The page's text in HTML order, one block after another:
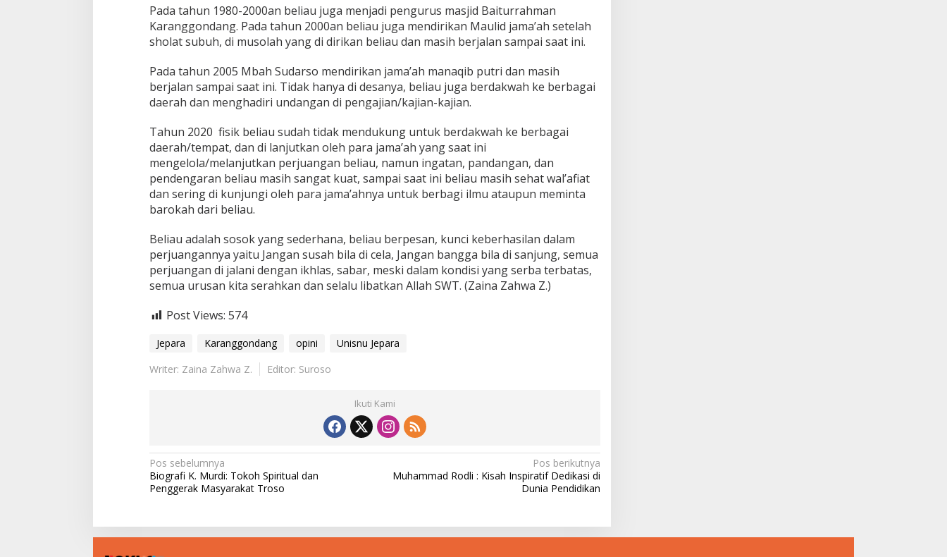
Pada tahun 1980-2000an beliau juga menjadi pengurus masjid Baiturrahman
Karanggondang. Pada tahun 2000an beliau juga mendirikan Maulid jama’ah setelah
sholat subuh, di musolah yang di dirikan beliau dan masih berjalan sampai saat ini.
Pada tahun 2005 Mbah Sudarso mendirikan jama’ah manaqib putri dan masih
berjalan sampai saat ini. Tidak hanya di desanya, beliau juga berdakwah ke berbagai
daerah dan menghadiri undangan di pengajian/kajian-kajian.
Tahun 2020 fisik beliau sudah tidak mendukung untuk berdakwah ke berbagai
daerah/tempat, dan di lanjutkan oleh para jama’ah yang saat ini
mengelola/melanjutkan perjuangan beliau, namun ingatan, pandangan, dan
pendengaran beliau masih sangat kuat, sampai saat ini beliau masih sehat wal’afiat
dan sering di kunjungi oleh para jama’ahnya untuk berbagi ilmu ataupun meminta
barokah dari beliau.
Beliau adalah sosok yang sederhana, beliau berpesan, kunci keberhasilan dalam
perjuangannya yaitu Jangan susah bila di cela, Jangan bangga bila di sanjung, semua
perjuangan di jalani dengan ikhlas, sabar, meski dalam kondisi yang serba terbatas,
semua urusan kita serahkan dan selalu libatkan Allah SWT. (Zaina Zahwa Z.)
Post Views: 574
Jepara Karanggondang opini
Unisnu Jepara
Writer: Zaina Zahwa Z.
Editor: Suroso
Ikuti Kami
N
a
i
g
Pos sebelumnya
Biografi K. Murdi: Tokoh Spiritual dan
Penggerak Masyarakat Troso
Pos berikutnya
Muhammad Rodli : Kisah Inspiratif Dedikasi di
Dunia Pendidikan